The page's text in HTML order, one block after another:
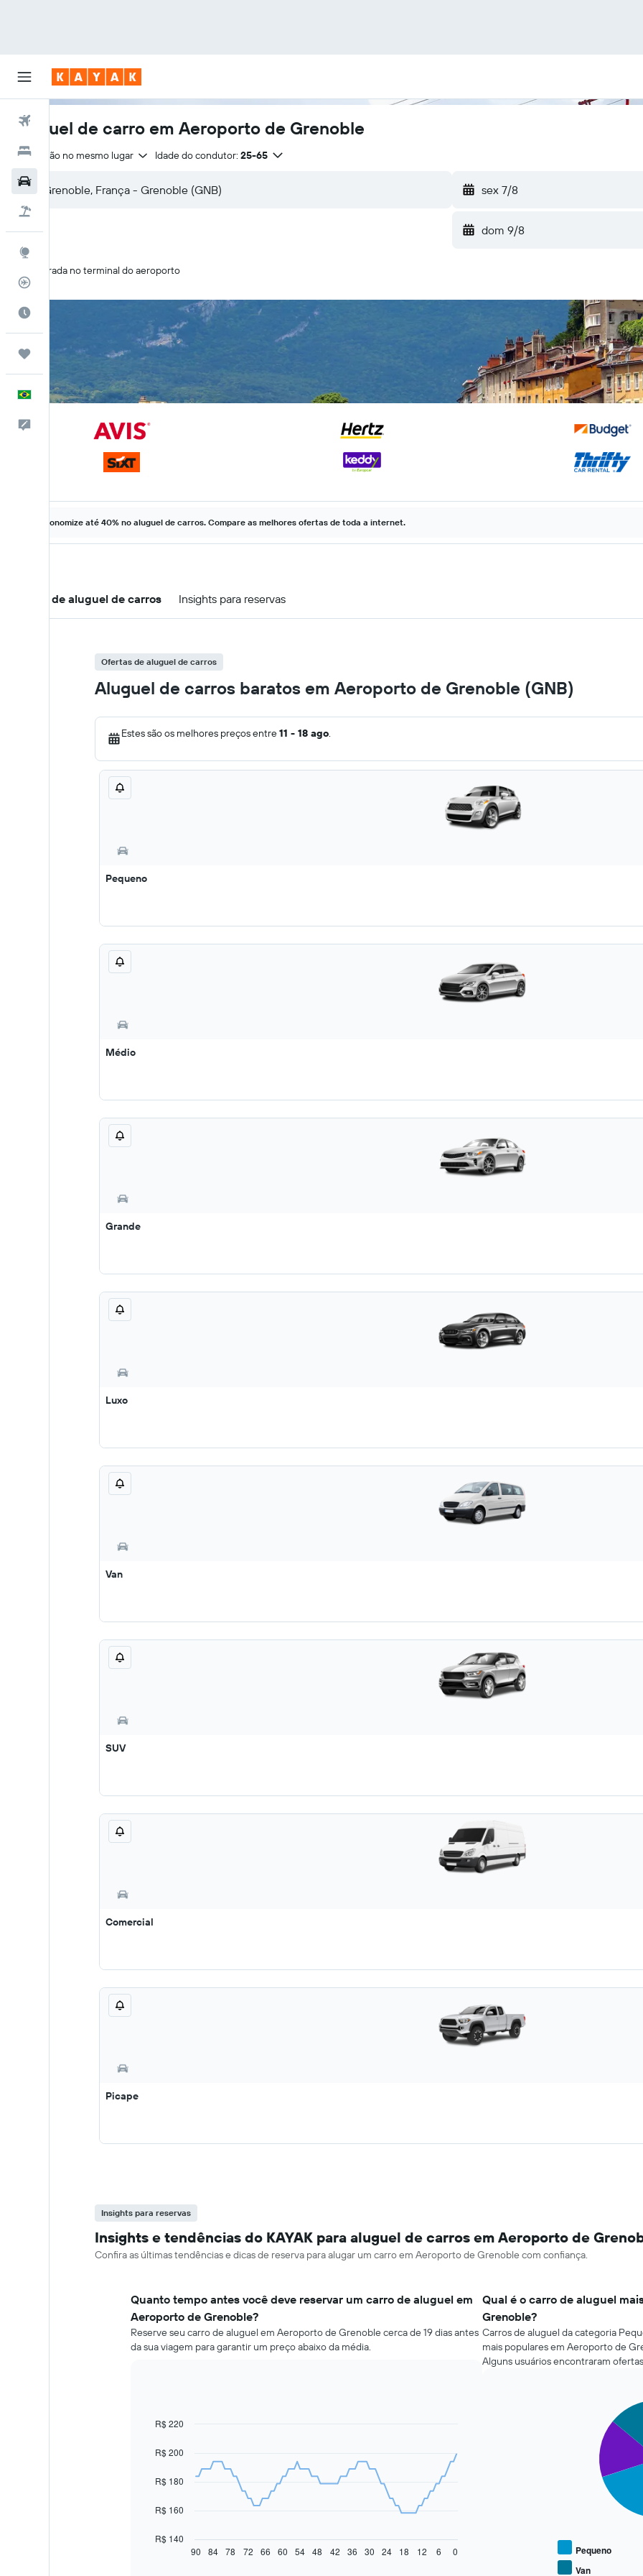
Voos
Hotéis
Trips
Português
Comentários
Aluguel de carro em Aeroporto de Grenoble
Devolução no mesmo lugar Idade do condutor: 25-65
sex 7/8
dom 9/8
Retirada no terminal do aeroporto
Economize até 40% no aluguel de carros. Compare as melhores ofertas de toda a internet.
Ofertas de aluguel de carros Insights para reservas
Ofertas de aluguel de carros
Aluguel de carros baratos em Aeroporto de Grenoble (GNB)
Estes são os melhores preços entre11 - 18 ago.
Pequeno
Médio
Grande
Luxo
Van
SUV
Comercial
Picape
Insights para reservas
Insights e tendências do KAYAK para aluguel de carros em Aeroporto de
Confira as últimas tendências e dicas de reserva para alugar um carro em Aeroporto de Grenoble com confiança.
Quanto tempo antes você deve reservar um carro de aluguel em
Aeroporto de Grenoble?
Reserve seu carro de aluguel em Aeroporto de Grenoble cerca de 19 dias antes
da sua viagem para garantir um preço abaixo da média.
Line
91
points.
O
Chart
R$ 140
R$ 160
R$ 180
R$ 200
R$ 220
90 60 30 0
84 78 72 66 54 48 42 36 24 18 12 6
Qual é o carro de aluguel
Grenoble?
Carros de aluguel da categoria
mais populares em Aeroporto de
Alguns usuários encontraram
Pequeno
Van